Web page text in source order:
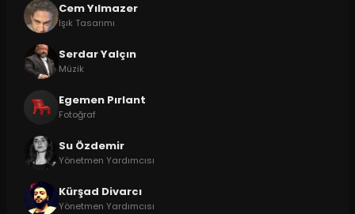
Cem Yılmazer
Işık Tasarımı
Serdar Yalçın
Müzik
Egemen Pırlant
Fotoğraf
Su Özdemir
Yönetmen Yardımcısı
Kürşad Divarcı
Yönetmen Yardımcısı